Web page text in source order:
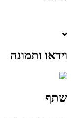
וידאו ותמונה
שתף